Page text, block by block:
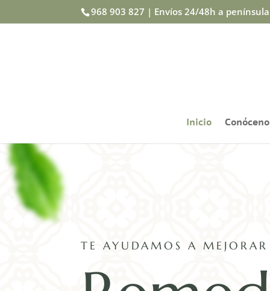
968 903 827 | Envíos 24/48h a
Inicio
TE AYUDAMOS A